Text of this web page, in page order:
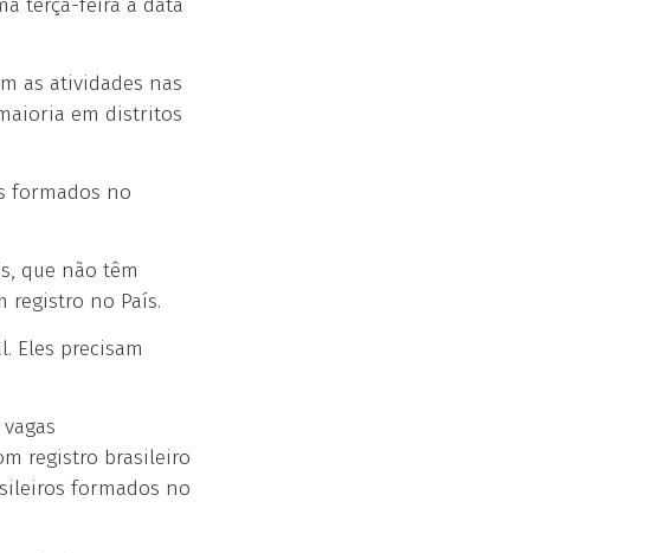
terça-feira a data
as atividades nas
em distritos
formados no
que não têm
registro no País.
Eles precisam
registro brasileiro
formados no